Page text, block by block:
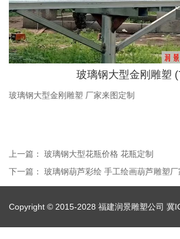
玻璃钢大型金刚雕塑
玻璃钢大型金刚雕塑 厂家来图定制
上一篇： 玻璃钢大型花瓶价格 花瓶定制
下一篇： 玻璃钢葫芦彩绘 手工绘画葫芦雕塑厂
Copyright © 2015-2028 福建润景雕塑公司 冀